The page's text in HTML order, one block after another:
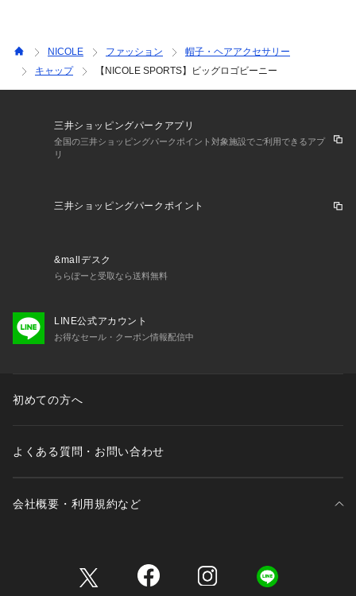
NICOLE ファッション
帽子・ヘアアクセサリー
キャップ
【NICOLE SPORTS】ビッグロゴビーニー
三井ショッピングパークアプリ
全国の三井ショッピングパークポイント対象施設でご利用できるアプ
リ
三井ショッピングパークポイント
&mallデスク
ららぽーと受取なら送料無料
LINE公式アカウント
お得なセール・クーポン情報配信中
初めての方へ
よくある質問・お問い合わせ
会社概要・利用規約など